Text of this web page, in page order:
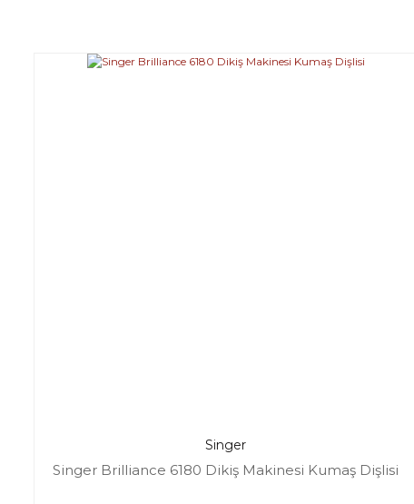
Singer
Singer Brilliance 6180 Dikiş Makinesi Kumaş Dişlisi